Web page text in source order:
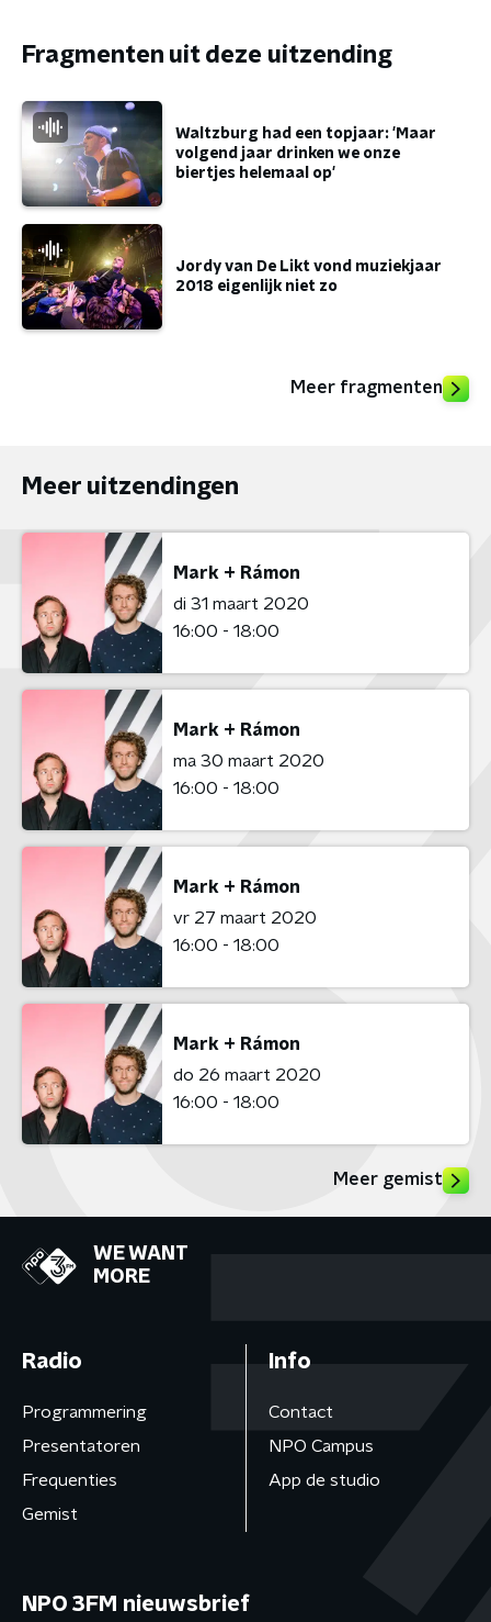
Fragmenten uit deze uitzending
Waltzburg had een topjaar: 'Maar
volgend jaar drinken we onze
biertjes helemaal op'
Jordy van De Likt vond muziekjaar
2018 eigenlijk niet zo
Meer fragmenten
Meer uitzendingen
Mark + Rámon
di 31 maart 2020
16:00 - 18:00
Mark + Rámon
ma 30 maart 2020
16:00 - 18:00
Mark + Rámon
vr 27 maart 2020
16:00 - 18:00
Mark + Rámon
do 26 maart 2020
16:00 - 18:00
Meer gemist
WE WANT
MORE
Radio
Programmering
Presentatoren
Frequenties
Gemist
Info
Contact
NPO Campus
App de studio
NPO 3FM nieuwsbrief